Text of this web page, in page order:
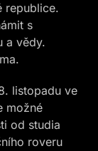
republice.
s
a vědy.
listopadu ve
možné
od studia
roveru